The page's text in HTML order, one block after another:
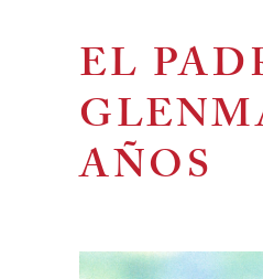
EL
AÑOS